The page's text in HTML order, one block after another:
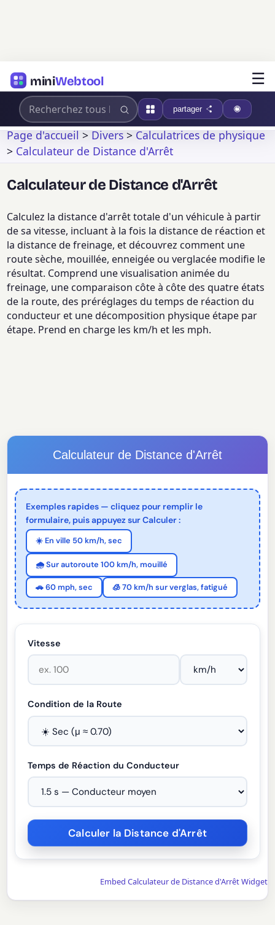
miniWebtool ☰
partager
Page d'accueil>Divers>Calculatrices de physique
> Calculateur de Distance d'Arrêt
Calculateur de Distance d'Arrêt
Calculez la distance d'arrêt totale d'un véhicule à partir
de sa vitesse, incluant à la fois la distance de réaction et
la distance de freinage, et découvrez comment une
route sèche, mouillée, enneigée ou verglacée modifie le
résultat. Comprend une visualisation animée du
freinage, une comparaison côte à côte des quatre états
de la route, des préréglages du temps de réaction du
conducteur et une décomposition physique étape par
étape. Prend en charge les km/h et les mph.
Calculateur de Distance d'Arrêt
Exemples rapides — cliquez pour remplir le
formulaire, puis appuyez sur Calculer :
☀️ En ville 50 km/h, sec
🌧️ Sur autoroute 100 km/h, mouillé
🚗 60 mph, sec 🧊 70 km/h sur verglas, fatigué
Vitesse
Condition de la Route
Temps de Réaction du Conducteur
Embed Calculateur de Distance d'Arrêt Widget